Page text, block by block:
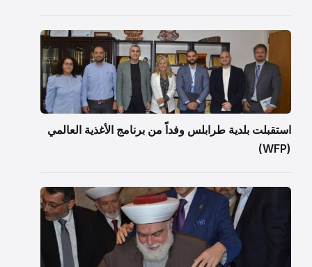
استقبلت بلدية طرابلس وفداً من برنامج الأغذية العالمي
(WFP)